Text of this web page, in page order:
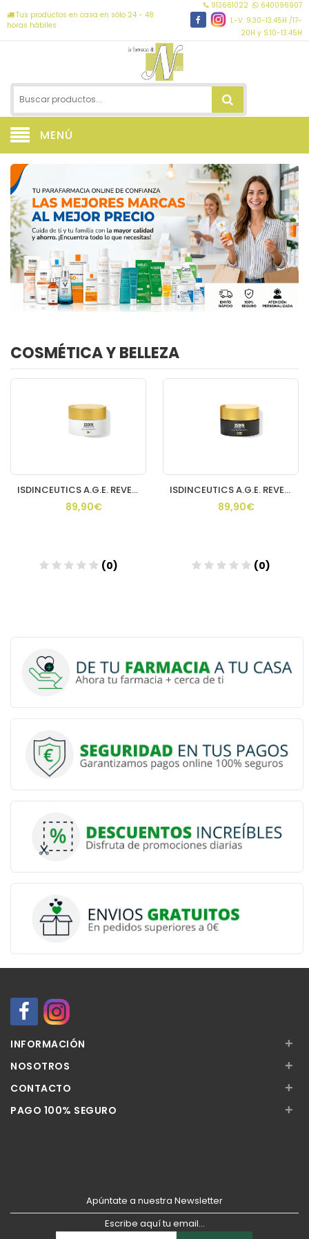
Tus productos en casa en sólo 24 - 48
horas hábiles
913661022
640096907
L-V: 9.30-13.45H /17-
20H y S:10-13.45H
MENÚ
COSMÉTICA Y BELLEZA
ISDINCEUTICS A.G.E. REVERSE DAY ENVASE 50 ML
89,90€
(0)
ISDINCEUTICS A.G.E. REVERSE NIGHT CREMA 1 ENVASE 50 ML
89,90€
(0)
INFORMACIÓN +
NOSOTROS +
CONTACTO +
PAGO 100% SEGURO +
Apúntate a nuestra Newsletter
Escribe aquí tu email...